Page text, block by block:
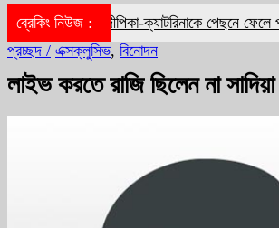
ব্রেকিং নিউজ :দীপিকা-ক্যাটরিনাকে পেছনে ফেলে
প্রচ্ছদ / এক্সক্লুসিভ, বিনোদন
লাইভ করতে রাজি ছিলেন না